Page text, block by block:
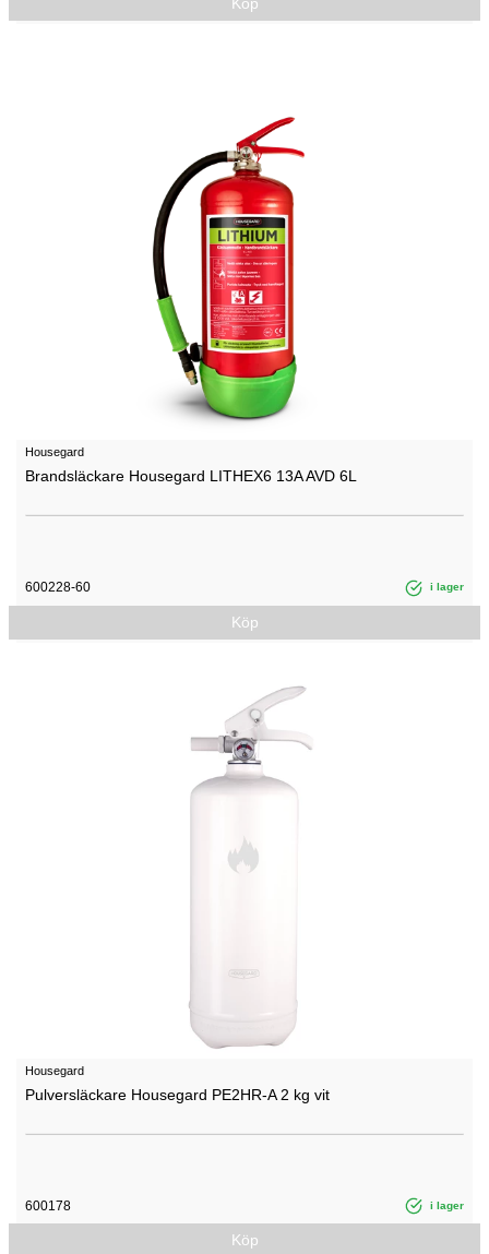
Köp
Housegard
Brandsläckare Housegard LITHEX6 13A AVD 6L
600228-60 i lager
Köp
Housegard
Pulversläckare Housegard PE2HR-A 2 kg vit
600178 i lager
Köp